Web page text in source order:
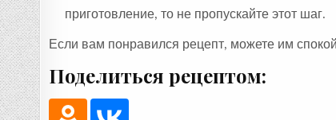
приготовление, то не пропускайте этот шаг.
Если вам понравился рецепт, можете им
Поделиться рецептом: